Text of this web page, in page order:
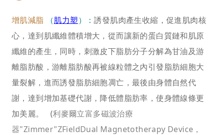
增肌減脂 （肌力塑）：誘發肌肉產生收縮，促進肌肉核
心，達到肌纖維體積增大，從而讓新的蛋白質鏈和肌原
纖維的產生，同時，刺激皮下脂肪分子分解為甘油及游
離脂肪酸，游離脂肪酸再被線粒體之內引發脂肪細胞大
量裂解，進而誘發脂肪細胞凋亡，最後由身體自然代
謝，達到增加基礎代謝，降低體脂肪率，使身體線條更
加美麗。 (利麥爾立富多磁波治療
器"Zimmer"ZFieldDual Magnetotherapy Device，